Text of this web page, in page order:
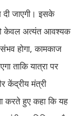
दी जाएगी। इसके
केवल अत्यंत आवश्यक
होगा, कामकाज
ताकि यात्रा पर
केंद्रीय मंत्री
करते हुए कहा कि यह